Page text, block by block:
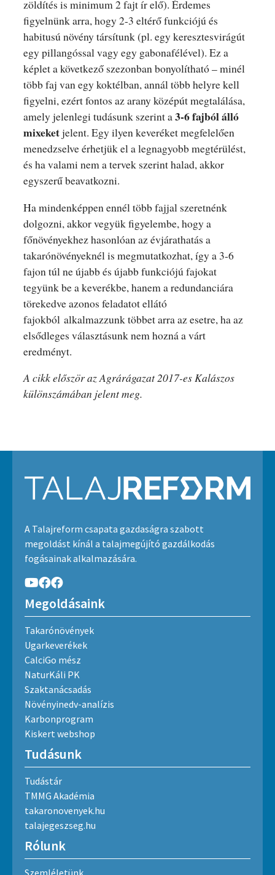
zöldítés is minimum 2 fajt ír elő). Érdemes
figyelnünk arra, hogy 2-3 eltérő funkciójú és
habitusú növény társítunk (pl. egy keresztesvirágút
egy pillangóssal vagy egy gabonafélével). Ez a
képlet a következő szezonban bonyolítható – minél
több faj van egy koktélban, annál több helyre kell
figyelni, ezért fontos az arany középút megtalálása,
amely jelenlegi tudásunk szerint a3-6 fajból álló
mixeketjelent. Egy ilyen keveréket megfelelően
menedzselve érhetjük el a legnagyobb megtérülést,
és ha valami nem a tervek szerint halad, akkor
egyszerű beavatkozni.
Ha mindenképpen ennél több fajjal szeretnénk
dolgozni, akkor vegyük figyelembe, hogy a
főnövényekhez hasonlóan az évjárathatás a
takarónövényeknél is megmutatkozhat, így a 3-6
fajon túl ne újabb és újabb funkciójú fajokat
tegyünk be a keverékbe, hanem a redundanciára
törekedve azonos feladatot ellátó
fajokból alkalmazzunk többet arra az esetre, ha az
elsődleges választásunk nem hozná a várt
eredményt.
A cikk először az Agrárágazat 2017-es Kalászos
különszámában jelent meg.
A Talajreform csapata gazdaságra szabott
megoldást kínál a talajmegújító gazdálkodás
fogásainak alkalmazására.
Megoldásaink
Takarónövények
Ugarkeverékek
CalciGo mész
NaturKáli PK
Szaktanácsadás
Növényinedv-analízis
Karbonprogram
Kiskert webshop
Tudásunk
Tudástár
TMMG Akadémia
takaronovenyek.hu
talajegeszseg.hu
Rólunk